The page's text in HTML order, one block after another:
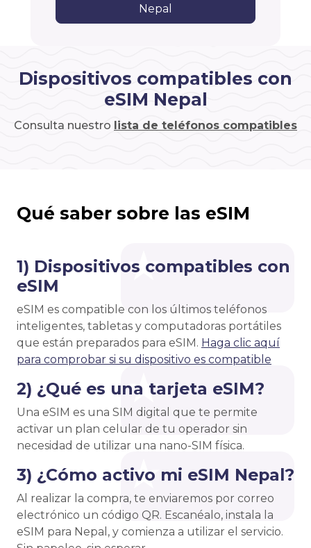
Nepal
Dispositivos compatibles con
eSIM Nepal
Consulta nuestro lista de teléfonos compatibles
Qué saber sobre las eSIM
1) Dispositivos compatibles con
eSIM
eSIM es compatible con los últimos teléfonos
inteligentes, tabletas y computadoras portátiles
que están preparados para eSIM. Haga clic aquí
para comprobar si su dispositivo es compatible
2) ¿Qué es una tarjeta eSIM?
Una eSIM es una SIM digital que te permite
activar un plan celular de tu operador sin
necesidad de utilizar una nano-SIM física.
3) ¿Cómo activo mi eSIM Nepal?
Al realizar la compra, te enviaremos por correo
electrónico un código QR. Escanéalo, instala la
eSIM para Nepal, y comienza a utilizar el servicio.